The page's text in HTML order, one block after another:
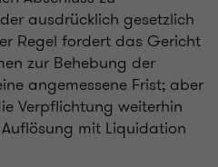
ausdrücklich gesetzlich
Regel fordert das Gericht
zur Behebung der
angemessene Frist; aber
Verpflichtung weiterhin
mit Liquidation